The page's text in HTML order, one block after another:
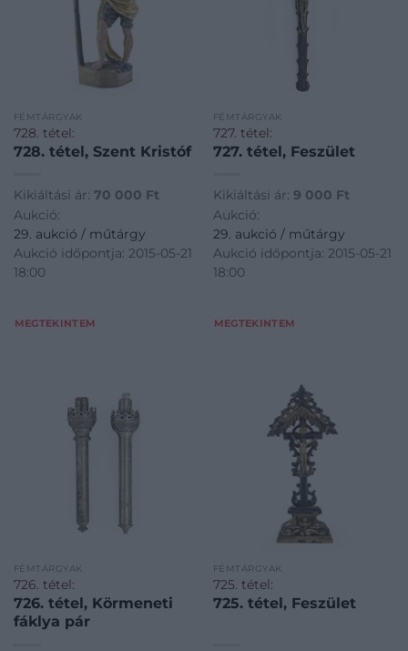
FÉMTÁRGYAK
728. tétel:
728. tétel, Szent Kristóf
Kikiáltási ár: 70 000 Ft
Aukció:
29. aukció / műtárgy
Aukció időpontja: 2015-05-21
18:00
MEGTEKINTEM
FÉMTÁRGYAK
727. tétel:
727. tétel, Feszület
Kikiáltási ár: 9 000 Ft
Aukció:
29. aukció / műtárgy
Aukció időpontja: 2015-05-21
18:00
MEGTEKINTEM
FÉMTÁRGYAK
726. tétel:
726. tétel, Körmeneti
fáklya pár
FÉMTÁRGYAK
725. tétel:
725. tétel, Feszület